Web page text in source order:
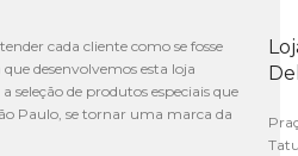
cada cliente como se fosse
que desenvolvemos esta loja
seleção de produtos especiais que
Paulo, se tornar uma marca da